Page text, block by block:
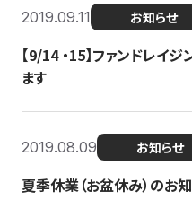
2019.09.11 お知らせ
【9/14 ・15】ファンドレイ
ます
2019.08.09 お知らせ
夏季休業（お盆休み）のお